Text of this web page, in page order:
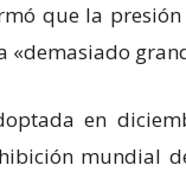
que la
«demasiado
en
mundial